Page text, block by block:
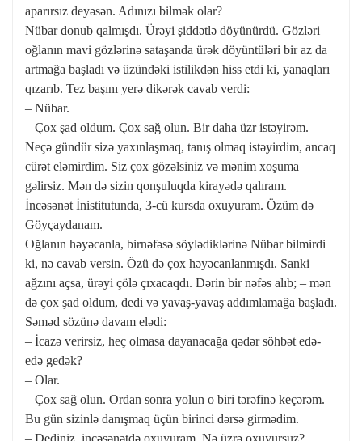
aparırsız deyəsən. Adınızı bilmək olar?
Nübar donub qalmışdı. Ürəyi şiddətlə döyünürdü. Gözləri
oğlanın mavi gözlərinə sataşanda ürək döyüntüləri bir az da
artmağa başladı və üzündəki istilikdən hiss etdi ki, yanaqları
qızarıb. Tez başını yerə dikərək cavab verdi:
– Nübar.
– Çox şad oldum. Çox sağ olun. Bir daha üzr istəyirəm.
Neçə gündür sizə yaxınlaşmaq, tanış olmaq istəyirdim, ancaq
cürət eləmirdim. Siz çox gözəlsiniz və mənim xoşuma
gəlirsiz. Mən də sizin qonşuluqda kirayədə qalıram.
İncəsənət İnistitutunda, 3-cü kursda oxuyuram. Özüm də
Göyçaydanam.
Oğlanın həyəcanla, birnəfəsə söylədiklərinə Nübar bilmirdi
ki, nə cavab versin. Özü də çox həyəcanlanmışdı. Sanki
ağzını açsa, ürəyi çölə çıxacaqdı. Dərin bir nəfəs alıb; – mən
də çox şad oldum, dedi və yavaş-yavaş addımlamağa başladı.
Səməd sözünə davam elədi:
– İcazə verirsiz, heç olmasa dayanacağa qədər söhbət edə-
edə gedək?
– Olar.
– Çox sağ olun. Ordan sonra yolun o biri tərəfinə keçərəm.
Bu gün sizinlə danışmaq üçün birinci dərsə girmədim.